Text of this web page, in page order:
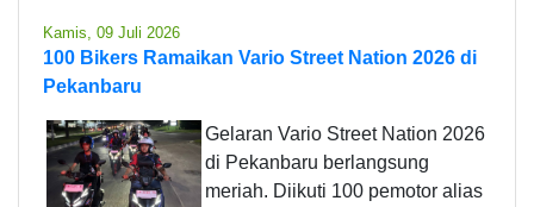
Kamis, 09 Juli 2026
100 Bikers Ramaikan Vario Street Nation 2026 di
Pekanbaru
Gelaran Vario Street Nation 2026
di Pekanbaru berlangsung
meriah. Diikuti 100 pemotor alias